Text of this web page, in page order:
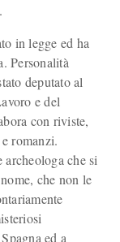
.
in legge ed ha
Personalità
deputato al
e del
con riviste,
romanzi.
che si
che non le
ed a